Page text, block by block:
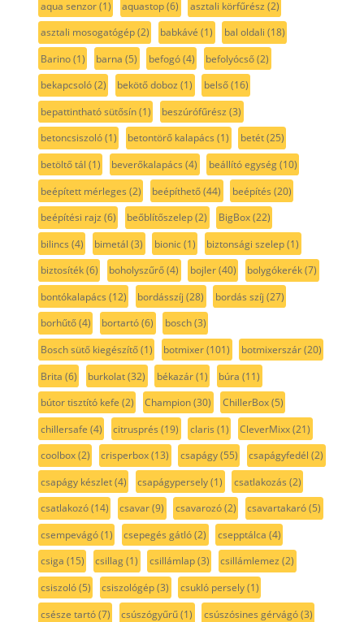
aqua senzor(1) aquastop(6) asztali körfűrész (2)
asztali mosogatógép(2) babkávé (1) bal oldali (18)
Barino(1) barna (5) befogó(4) befolyócső(2)
bekapcsoló(2) bekötő doboz (1) belső(16)
bepattintható sütősín(1) beszúrófűrész (3)
betoncsiszoló(1) betontörő kalapács (1) betét(25)
betöltő tál (1) beverőkalapács (4) beállító egység(10)
beépített mérleges (2) beépíthető(44) beépítés (20)
beépítési rajz (6) beőblítőszelep(2) BigBox(22)
bilincs (4) bimetál (3) bionic(1) biztonsági szelep(1)
biztosíték(6) boholyszűrő(4) bojler(40) bolygókerék(7)
bontókalapács (12) bordásszíj (28) bordás szíj (27)
borhűtő(4) bortartó(6) bosch(3)
Bosch sütő kiegészítő(1) botmixer(101) botmixerszár(20)
Brita (6) burkolat(32) békazár(1) búra (11)
bútor tisztító kefe (2) Champion(30) ChillerBox(5)
chillersafe (4) citrusprés (19) claris (1) CleverMixx(21)
coolbox(2) crisperbox(13) csapágy(55) csapágyfedél (2)
csapágy készlet(4) csapágypersely(1) csatlakozás (2)
csatlakozó(14) csavar(9) csavarozó(2) csavartakaró(5)
csempevágó(1) csepegés gátló(2) csepptálca (4)
csiga (15) csillag(1) csillámlap(3) csillámlemez (2)
csiszoló(5) csiszológép(3) csukló persely(1)
csésze tartó(7) csúszógyűrű(1) csúszósines gérvágó(3)